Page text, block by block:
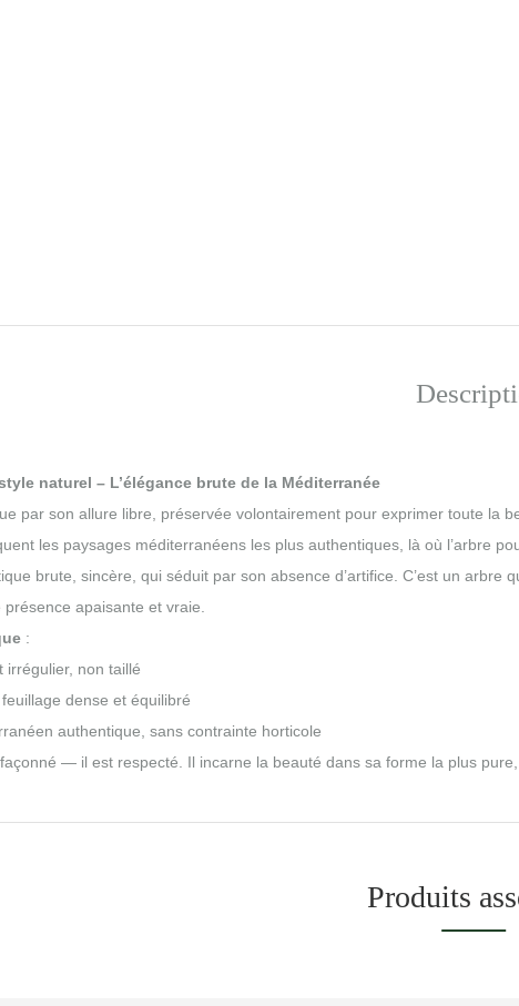
naturel – L’élégance brute de la Méditerranée
par son allure libre, préservée volontairement pour exprimer toute la
les paysages méditerranéens les plus authentiques, là où l’arbre
brute, sincère, qui séduit par son absence d’artifice. C’est un
apaisante et vraie.
:
irrégulier, non taillé
dense et équilibré
authentique, sans contrainte horticole
— il est respecté. Il incarne la beauté dans sa forme la plus
Produits